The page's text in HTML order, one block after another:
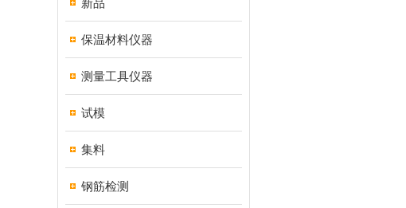
新品
保温材料仪器
测量工具仪器
试模
集料
钢筋检测